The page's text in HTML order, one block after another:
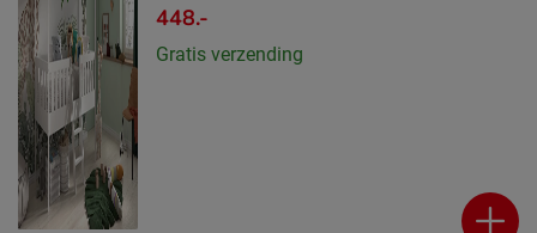
448.-
Gratis verzending